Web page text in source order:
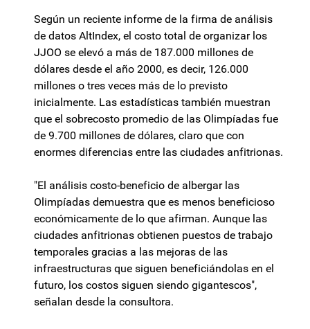
Según un reciente informe de la firma de análisis
de datos AltIndex, el costo total de organizar los
JJOO se elevó a más de 187.000 millones de
dólares desde el año 2000, es decir, 126.000
millones o tres veces más de lo previsto
inicialmente. Las estadísticas también muestran
que el sobrecosto promedio de las Olimpíadas fue
de 9.700 millones de dólares, claro que con
enormes diferencias entre las ciudades anfitrionas.
"El análisis costo-beneficio de albergar las
Olimpíadas demuestra que es menos beneficioso
económicamente de lo que afirman. Aunque las
ciudades anfitrionas obtienen puestos de trabajo
temporales gracias a las mejoras de las
infraestructuras que siguen beneficiándolas en el
futuro, los costos siguen siendo gigantescos",
señalan desde la consultora.